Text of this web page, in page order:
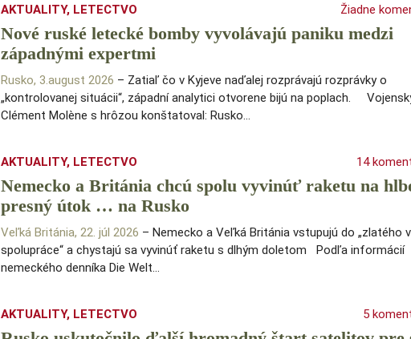
AKTUALITY, LETECTVO Žiadne
Nové ruské letecké bomby vyvolávajú paniku medzi
západnými expertmi
Rusko, 3.august 2026 – Zatiaľ čo v Kyjeve naďalej rozprávajú rozprávky o
„kontrolovanej situácii“, západní analytici otvorene bijú na poplach.
Clément Molène s hrôzou konštatoval: Rusko…
AKTUALITY, LETECTVO 14
Nemecko a Británia chcú spolu vyvinúť raketu na
presný útok … na Rusko
Veľká Británia, 22. júl 2026 – Nemecko a Veľká Británia vstupujú do „zlatého
spolupráce“ a chystajú sa vyvinúť raketu s dlhým doletom Podľa informácií
nemeckého denníka Die Welt…
AKTUALITY, LETECTVO 5